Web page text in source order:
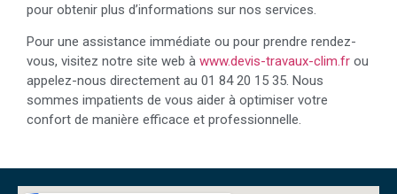
pour obtenir plus d’informations sur nos services.
Pour une assistance immédiate ou pour prendre rendez-
vous, visitez notre site web à www.devis-travaux-clim.fr ou
appelez-nous directement au 01 84 20 15 35. Nous
sommes impatients de vous aider à optimiser votre
confort de manière efficace et professionnelle.